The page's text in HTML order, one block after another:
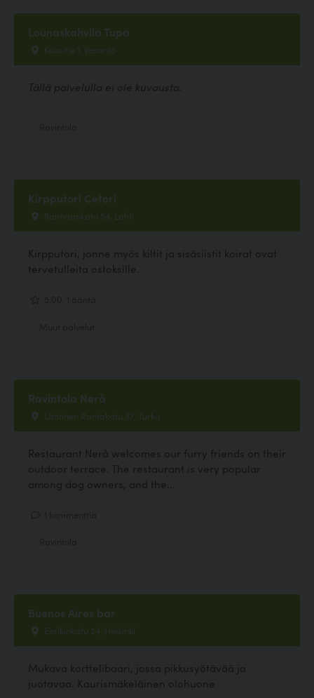
Lounaskahvila Tupa
Kuusitie 1, Vesanto
Tällä palvelulla ei ole kuvausta.
Kirpputori Cetori
Saimaankatu 54, Lahti
Kirpputori, jonne myös kiltit ja sisäsiistit koirat ovat
tervetulleita ostoksille.
Ravintola Nerå
Läntinen Rantakatu 37, Turku
Restaurant Nerå welcomes our furry friends on their
outdoor terrace. The restaurant is very popular
among dog owners, and the...
Buenos Aires bar
Eerikinkatu 24, Helsinki
Mukava korttelibaari, jossa pikkusyötävää ja
juotavaa. Kaurismäkeläinen olohuone